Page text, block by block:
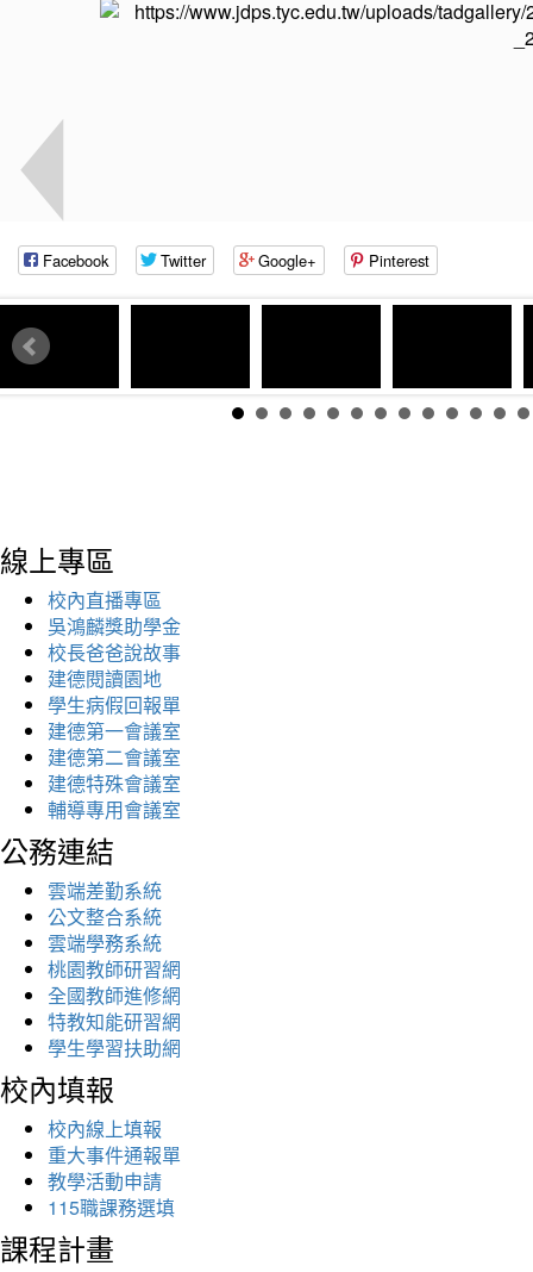
Facebook Twitter Google+ Pinterest
線上專區
校內直播專區
吳鴻麟獎助學金
校長爸爸說故事
建德閱讀園地
學生病假回報單
建德第一會議室
建德第二會議室
建德特殊會議室
輔導專用會議室
公務連結
雲端差勤系統
公文整合系統
雲端學務系統
桃園教師研習網
全國教師進修網
特教知能研習網
學生學習扶助網
校內填報
校內線上填報
重大事件通報單
教學活動申請
115職課務選填
課程計畫